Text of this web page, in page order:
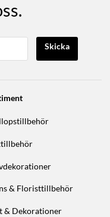
Skicka
& Floristtillbehör
& Dekorationer